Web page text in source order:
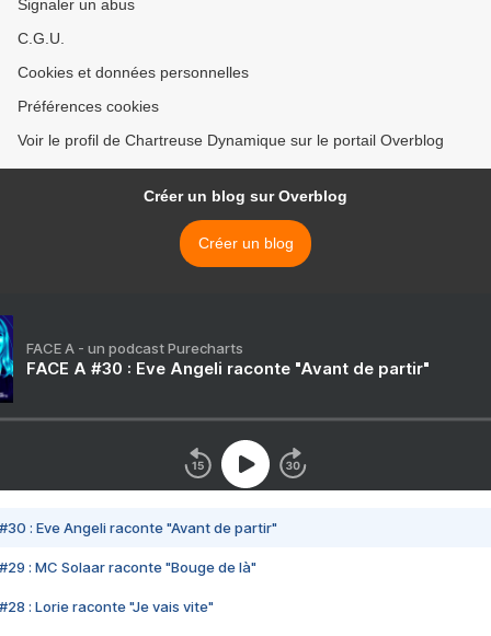
Signaler un abus
C.G.U.
Cookies et données personnelles
Préférences cookies
Voir le profil de Chartreuse Dynamique sur le portail Overblog
Créer un blog sur Overblog
Créer un blog
FACE A - un podcast Purecharts
FACE A #30 : Eve Angeli raconte "Avant de partir"
#30 : Eve Angeli raconte "Avant de partir"
#29 : MC Solaar raconte "Bouge de là"
#28 : Lorie raconte "Je vais vite"